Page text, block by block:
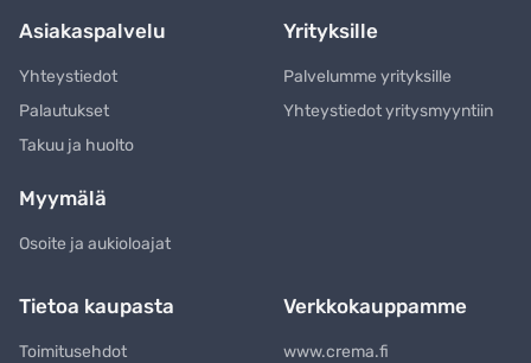
Asiakaspalvelu
Yhteystiedot
Palautukset
Takuu ja huolto
Yrityksille
Palvelumme yrityksille
Yhteystiedot yritysmyyntiin
Myymälä
Osoite ja aukioloajat
Tietoa kaupasta
Toimitusehdot
Verkkokauppamme
www.crema.fi